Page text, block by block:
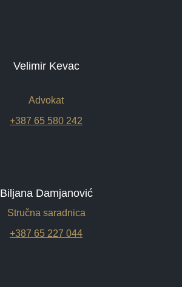
Velimir Kevac
Advokat
+387 65 580 242
Biljana Damjanović
Stručna saradnica
+387 65 227 044